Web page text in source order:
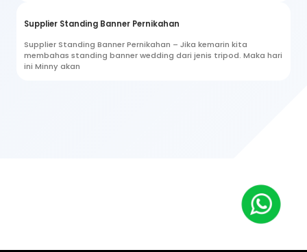
Supplier Standing Banner Pernikahan
Supplier Standing Banner Pernikahan – Jika kemarin kita
membahas standing banner wedding dari jenis tripod. Maka hari
ini Minny akan